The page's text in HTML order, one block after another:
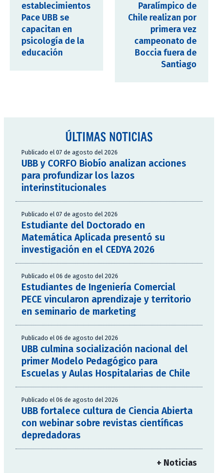
establecimientos
Pace UBB se
capacitan en
psicología de la
educación
Paralímpico de
Chile realizan por
primera vez
campeonato de
Boccia fuera de
Santiago
ÚLTIMAS NOTICIAS
Publicado el 07 de agosto del 2026
UBB y CORFO Biobío analizan acciones
para profundizar los lazos
interinstitucionales
Publicado el 07 de agosto del 2026
Estudiante del Doctorado en
Matemática Aplicada presentó su
investigación en el CEDYA 2026
Publicado el 06 de agosto del 2026
Estudiantes de Ingeniería Comercial
PECE vincularon aprendizaje y territorio
en seminario de marketing
Publicado el 06 de agosto del 2026
UBB culmina socialización nacional del
primer Modelo Pedagógico para
Escuelas y Aulas Hospitalarias de Chile
Publicado el 06 de agosto del 2026
UBB fortalece cultura de Ciencia Abierta
con webinar sobre revistas científicas
depredadoras
+ Noticias